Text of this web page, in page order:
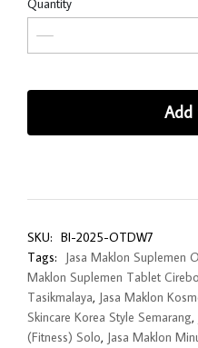
Quantity
Add
SKU: BI-2025-OTDW7
Tags:
Jasa Maklon Suplemen
Maklon Suplemen Tablet
Tasikmalaya, Jasa Maklon
Skincare Korea Style Semarang,
(Fitness) Solo, Jasa Maklon